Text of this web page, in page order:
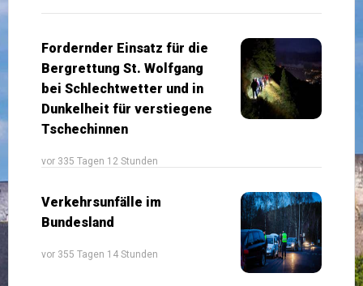
Fordernder Einsatz für die
Bergrettung St. Wolfgang
bei Schlechtwetter und in
Dunkelheit für verstiegene
Tschechinnen
vor 335 Tagen 12 Stunden
Verkehrsunfälle im
Bundesland
vor 355 Tagen 14 Stunden